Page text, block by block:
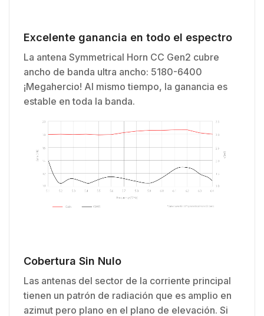
Excelente ganancia en todo el espectro
La antena Symmetrical Horn CC Gen2 cubre
ancho de banda ultra ancho: 5180-6400
¡Megahercio! Al mismo tiempo, la ganancia es
estable en toda la banda.
Cobertura Sin Nulo
Las antenas del sector de la corriente principal
tienen un patrón de radiación que es amplio en
azimut pero plano en el plano de elevación. Si